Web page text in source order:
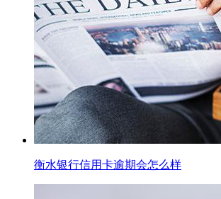
衡水银行信用卡逾期会怎么样